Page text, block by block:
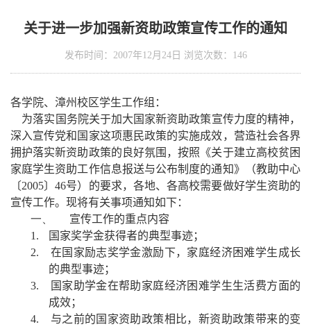
关于进一步加强新资助政策宣传工作的通知
发布时间：2007年12月24日 浏览次数： 146
各学院、漳州校区学生工作组：
为落实国务院关于加大国家新资助政策宣传力度的精神，
深入宣传党和国家这项惠民政策的实施成效，营造社会各界
拥护落实新资助政策的良好氛围，按照《关于建立高校贫困
家庭学生资助工作信息报送与公布制度的通知》（教助中心
〔2005〕46号）的要求，各地、各高校需要做好学生资助的
宣传工作。现将有关事项通知如下：
一、
宣传工作的重点内容
1.
国家奖学金获得者的典型事迹；
2.
在国家励志奖学金激励下，家庭经济困难学生成长
的典型事迹；
3.
国家助学金在帮助家庭经济困难学生生活费方面的
成效；
4.
与之前的国家资助政策相比，新资助政策带来的变